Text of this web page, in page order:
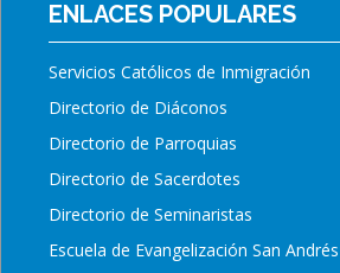
ENLACES POPULARES
Servicios Católicos de Inmigración
Directorio de Diáconos
Directorio de Parroquias
Directorio de Sacerdotes
Directorio de Seminaristas
Escuela de Evangelización San Andrés